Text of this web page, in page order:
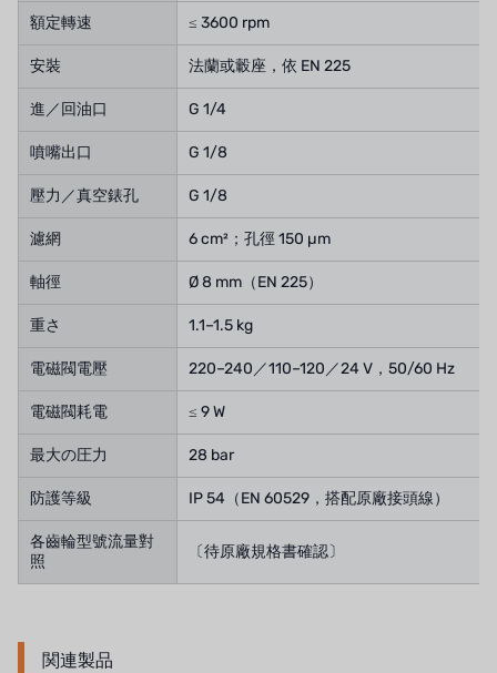
額定轉速 ≤ 3600 rpm
安裝 法蘭或轂座，依 EN 225
進／回油口 G 1/4
噴嘴出口 G 1/8
壓力／真空錶孔 G 1/8
濾網 6 cm²；孔徑 150 µm
軸徑 Ø 8 mm（EN 225）
重さ 1.1–1.5 kg
電磁閥電壓 220–240／110–120／24 V，50/60 Hz
電磁閥耗電 ≤ 9 W
最大の圧力 28 bar
防護等級 IP 54（EN 60529，搭配原廠接頭線）
各齒輪型號流量對
照
〔待原廠規格書確認〕
関連製品